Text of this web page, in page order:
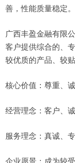
善，性能质量稳定。
广西丰盈金融有限
客户提供综合的、
较优质的产品、较
核心价值：尊重、
经营理念：客户、
服务理念：真诚、
企业愿景：成为较